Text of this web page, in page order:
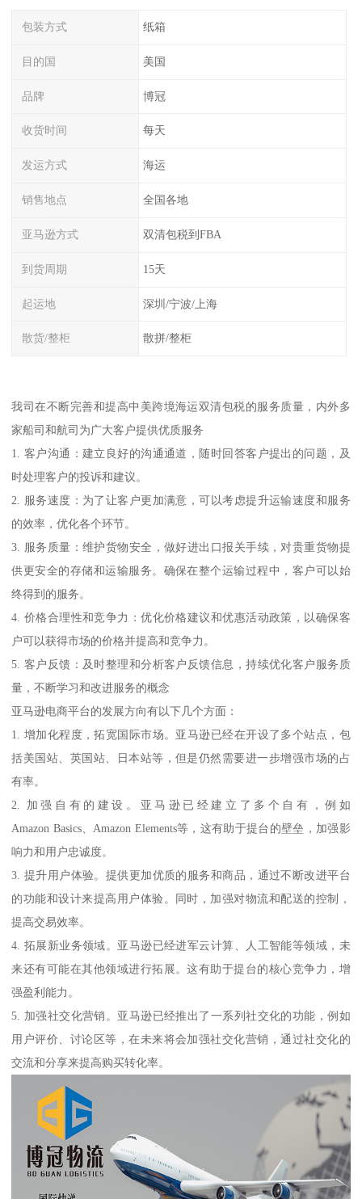
包装方式 纸箱
目的国 美国
品牌 博冠
收货时间 每天
发运方式 海运
销售地点 全国各地
亚马逊方式 双清包税到FBA
到货周期 15天
起运地 深圳/宁波/上海
散货/整柜 散拼/整柜
我司在不断完善和提高中美跨境海运双清包税的服务质量，内外多
家船司和航司为广大客户提供优质服务
1. 客户沟通：建立良好的沟通通道，随时回答客户提出的问题，及
时处理客户的投诉和建议。
2. 服务速度：为了让客户更加满意，可以考虑提升运输速度和服务
的效率，优化各个环节。
3. 服务质量：维护货物安全，做好进出口报关手续，对贵重货物提
供更安全的存储和运输服务。确保在整个运输过程中，客户可以始
终得到的服务。
4. 价格合理性和竞争力：优化价格建议和优惠活动政策，以确保客
户可以获得市场的价格并提高和竞争力。
5. 客户反馈：及时整理和分析客户反馈信息，持续优化客户服务质
量，不断学习和改进服务的概念
亚马逊电商平台的发展方向有以下几个方面：
1. 增加化程度，拓宽国际市场。亚马逊已经在开设了多个站点，包
括美国站、英国站、日本站等，但是仍然需要进一步增强市场的占
有率。
2. 加强自有的建设。亚马逊已经建立了多个自有，例如
Amazon Basics、Amazon Elements等，这有助于提台的壁垒，加强影
响力和用户忠诚度。
3. 提升用户体验。提供更加优质的服务和商品，通过不断改进平台
的功能和设计来提高用户体验。同时，加强对物流和配送的控制，
提高交易效率。
4. 拓展新业务领域。亚马逊已经进军云计算、人工智能等领域，未
来还有可能在其他领域进行拓展。这有助于提台的核心竞争力，增
强盈利能力。
5. 加强社交化营销。亚马逊已经推出了一系列社交化的功能，例如
用户评价、讨论区等，在未来将会加强社交化营销，通过社交化的
交流和分享来提高购买转化率。